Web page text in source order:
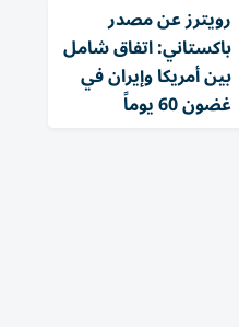
‏رويترز عن مصدر
باكستاني: اتفاق شامل
بين أمريكا وإيران في
غضون 60 يوماً